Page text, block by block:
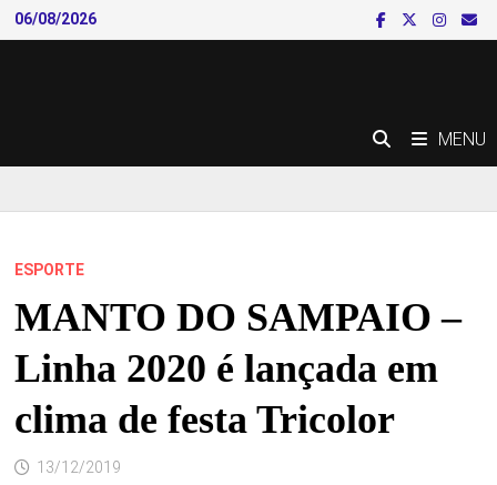
Skip
to
06/08/2026
MENU
ESPORTE
MANTO DO SAMPAIO –
Linha 2020 é lançada em
clima de festa Tricolor
13/12/2019